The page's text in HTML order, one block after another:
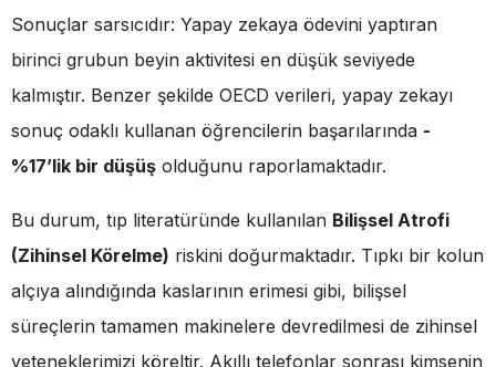
Sonuçlar sarsıcıdır: Yapay zekaya ödevini yaptıran
birinci grubun beyin aktivitesi en düşük seviyede
kalmıştır. Benzer şekilde OECD verileri, yapay zekayı
sonuç odaklı kullanan öğrencilerin başarılarında -
%17’lik bir düşüş olduğunu raporlamaktadır.
Bu durum, tıp literatüründe kullanılan Bilişsel Atrofi
(Zihinsel Körelme) riskini doğurmaktadır. Tıpkı bir kolun
alçıya alındığında kaslarının erimesi gibi, bilişsel
süreçlerin tamamen makinelere devredilmesi de zihinsel
yeteneklerimizi köreltir. Akıllı telefonlar sonrası kimsenin